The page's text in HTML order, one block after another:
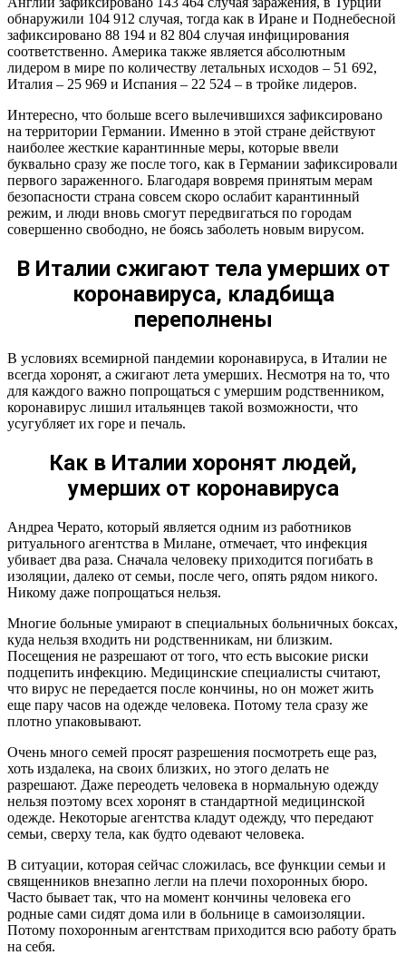
обнаружили 104 912 случая, тогда как в Иране и Поднебесной
зафиксировано 88 194 и 82 804 случая инфицирования
соответственно. Америка также является абсолютным
лидером в мире по количеству летальных исходов – 51 692,
Италия – 25 969 и Испания – 22 524 – в тройке лидеров.
Интересно, что больше всего вылечившихся зафиксировано
на территории Германии. Именно в этой стране действуют
наиболее жесткие карантинные меры, которые ввели
буквально сразу же после того, как в Германии зафиксировали
первого зараженного. Благодаря вовремя принятым мерам
безопасности страна совсем скоро ослабит карантинный
режим, и люди вновь смогут передвигаться по городам
совершенно свободно, не боясь заболеть новым вирусом.
В Италии сжигают тела умерших от
коронавируса, кладбища
переполнены
В условиях всемирной пандемии коронавируса, в Италии не
всегда хоронят, а сжигают лета умерших. Несмотря на то, что
для каждого важно попрощаться с умершим родственником,
коронавирус лишил итальянцев такой возможности, что
усугубляет их горе и печаль.
Как в Италии хоронят людей,
умерших от коронавируса
Андреа Черато, который является одним из работников
ритуального агентства в Милане, отмечает, что инфекция
убивает два раза. Сначала человеку приходится погибать в
изоляции, далеко от семьи, после чего, опять рядом никого.
Никому даже попрощаться нельзя.
Многие больные умирают в специальных больничных боксах,
куда нельзя входить ни родственникам, ни близким.
Посещения не разрешают от того, что есть высокие риски
подцепить инфекцию. Медицинские специалисты считают,
что вирус не передается после кончины, но он может жить
еще пару часов на одежде человека. Потому тела сразу же
плотно упаковывают.
Очень много семей просят разрешения посмотреть еще раз,
хоть издалека, на своих близких, но этого делать не
разрешают. Даже переодеть человека в нормальную одежду
нельзя поэтому всех хоронят в стандартной медицинской
одежде. Некоторые агентства кладут одежду, что передают
семьи, сверху тела, как будто одевают человека.
В ситуации, которая сейчас сложилась, все функции семьи и
священников внезапно легли на плечи похоронных бюро.
Часто бывает так, что на момент кончины человека его
родные сами сидят дома или в больнице в самоизоляции.
Потому похоронным агентствам приходится всю работу брать
на себя.